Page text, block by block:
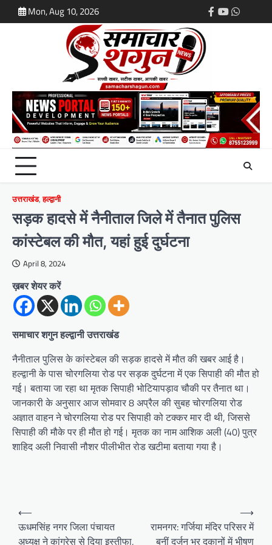
to
Mon, Aug 10, 2026 Facebook
Youtube
उत्तराखंड,हल्द्वानी
सड़क हादसे में नैनीताल जिले में तैनात पुलिस
कांस्टेबल की मौत, यहां हुई दुर्घटना
April 8, 2024
ख़बर शेयर करें
समाचार शगुन हल्द्वानी उत्तराखंड
नैनीताल पुलिस के कांस्टेबल की सड़क हादसे में मौत की खबर आई है।
हल्द्वानी के पास चोरगलिया रोड पर सड़क दुर्घटना में एक सिपाही की मौत हो
गई। बताया जा रहा था मृतक सिपाही भोटियापड़ाव चौकी पर तैनात था।
जानकारी के अनुसार आज सोमवार 8 अप्रैल की सुबह चोरगलिया रोड
अज्ञात वाहन ने चोरगलिया रोड पर सिपाही को टक्कर मार दी थी, जिससे
सिपाही की मौके पर ही मौत हो गई। मृतक का नाम आशिक अली (40) पुत्र
शाहिद अली निवासी नौशर पीलीभीत रोड खटीमा बताया गया है।
o
⟵
ऊधमसिंह नगर जिला पंचायत
अध्यक्ष ने कांग्रेस से दिया इस्तीफा,
रामनगर: गर्जिया मंदिर परिसर में
बनीं दर्जन भर दुकानों में भीषण
⟶